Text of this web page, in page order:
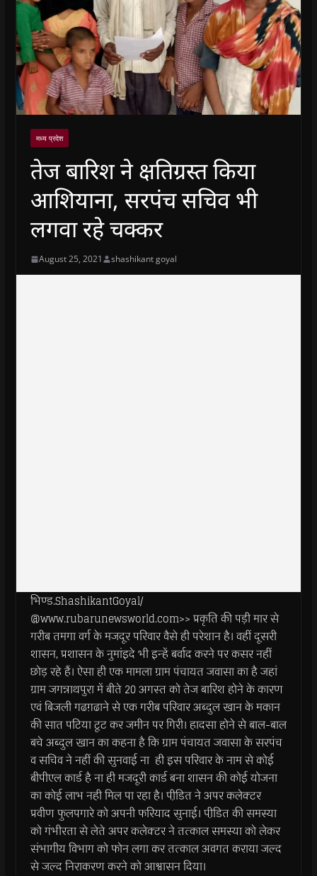
मध्य प्रदेश
तेज बारिश ने क्षतिग्रस्त किया
आशियाना, सरपंच सचिव भी
लगवा रहे चक्कर
August 25, 2021 shashikant goyal
भिण्ड.ShashikantGoyal/
@www.rubarunewsworld.com>> प्रकृति की पड़ी मार से
गरीब तमगा वर्ग के मजदूर परिवार वैसे ही परेशान है। वहीं दूसरी
शासन, प्रशासन के नुमांइदे भी इन्हें बर्वाद करने पर कसर नहीं
छोड़ रहे हैं। ऐसा ही एक मामला ग्राम पंचायत जवासा का है जहां
ग्राम जगन्नाथपुरा में बीते 20 अगस्त को तेज बारिश होने के कारण
एवं बिजली गढग़ढाने से एक गरीब परिवार अब्दुल खान के मकान
की सात पटिया टूट कर जमीन पर गिरी। हादसा होने से बाल-बाल
बचे अब्दुल खान का कहना है कि ग्राम पंचायत जवासा के सरपंच
व सचिव ने नहीं की सुनवाई ना ही इस परिवार के नाम से कोई
बीपीएल कार्ड है ना ही मजदूरी कार्ड बना शासन की कोई योजना
का कोई लाभ नही मिल पा रहा है। पीडि़त ने अपर कलेक्टर
प्रवीण फुलपगारे को अपनी फरियाद सुनाई। पीडि़त की समस्या
को गंभीरता से लेते अपर कलेक्टर ने तत्काल समस्या को लेकर
संभागीय विभाग को फोन लगा कर तत्काल अवगत कराया जल्द
से जल्द निराकरण करने को आश्वासन दिया।